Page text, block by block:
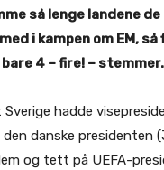
så lenge landene de
i kampen om EM, så
4 – fire! – stemmer.
hadde
den danske presidenten
og tett på UEFA-